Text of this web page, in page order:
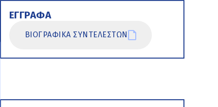
ΕΓΓΡΑΦΑ
ΒΙΟΓΡΑΦΙΚΑ ΣΥΝΤΕΛΕΣΤΩΝ